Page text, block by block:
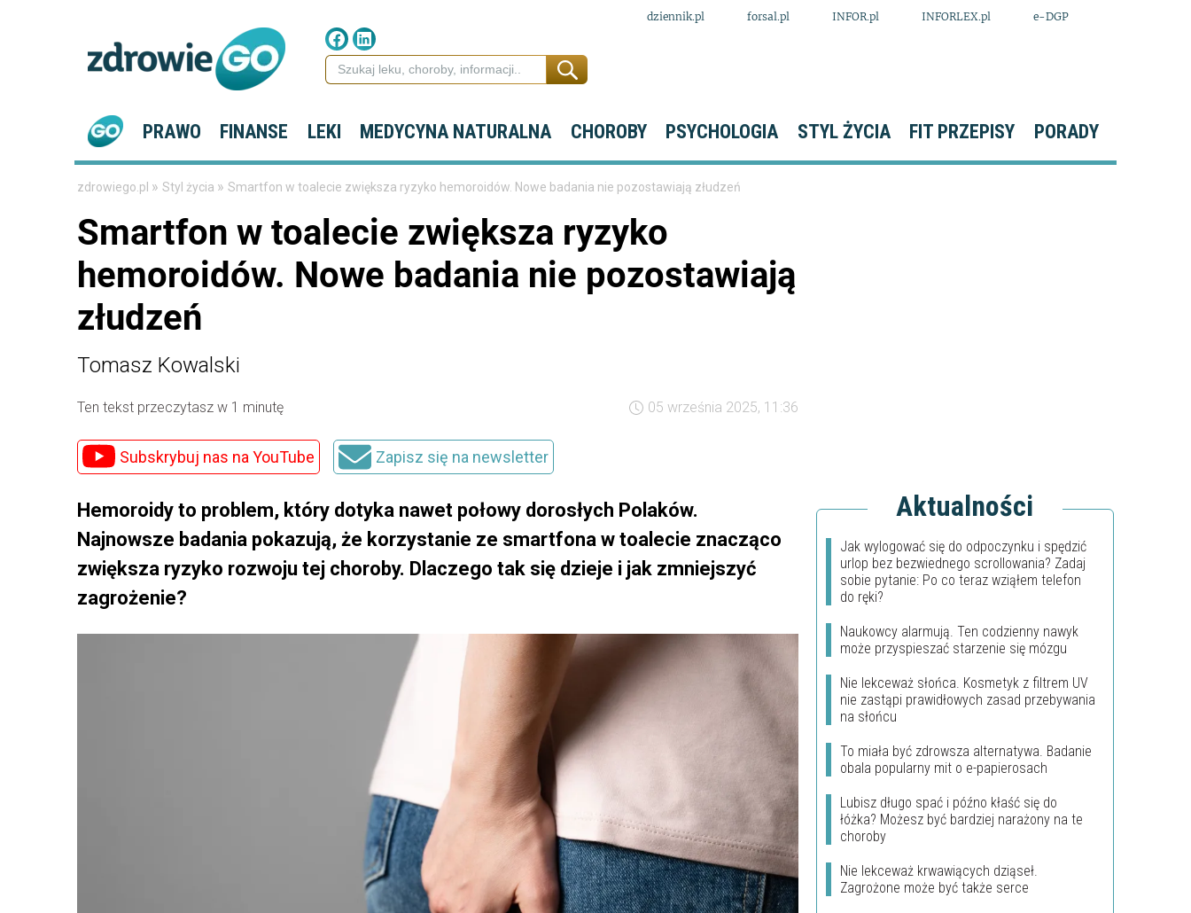
dziennik.pl forsal.pl INFOR.pl INFORLEX.pl e-DGP
PRAWO FINANSE LEKI MEDYCYNA NATURALNA CHOROBY PSYCHOLOGIA STYL ŻYCIA FIT PRZEPISY PORADY
zdrowiego.pl » Styl życia » Smartfon w toalecie zwiększa ryzyko hemoroidów. Nowe badania nie pozostawiają złudzeń
Smartfon w toalecie zwiększa ryzyko
hemoroidów. Nowe badania nie pozostawiają
złudzeń
Tomasz Kowalski
Ten tekst przeczytasz w 1 minutę 05 września 2025, 11:36
Subskrybuj nas na YouTube Zapisz się na newsletter
Hemoroidy to problem, który dotyka nawet połowy dorosłych Polaków.
Najnowsze badania pokazują, że korzystanie ze smartfona w toalecie znacząco
zwiększa ryzyko rozwoju tej choroby. Dlaczego tak się dzieje i jak zmniejszyć
zagrożenie?
Aktualności
Jak wylogować się do odpoczynku i spędzić
urlop bez bezwiednego scrollowania? Zadaj
sobie pytanie: Po co teraz wziąłem telefon
do ręki?
Naukowcy alarmują. Ten codzienny nawyk
może przyspieszać starzenie się mózgu
Nie lekceważ słońca. Kosmetyk z filtrem UV
nie zastąpi prawidłowych zasad przebywania
na słońcu
To miała być zdrowsza alternatywa. Badanie
obala popularny mit o e-papierosach
Lubisz długo spać i późno kłaść się do
łóżka? Możesz być bardziej narażony na te
choroby
Nie lekceważ krwawiących dziąseł.
Zagrożone może być także serce